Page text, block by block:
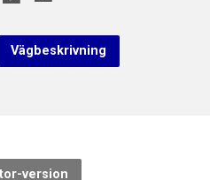
Vägbeskrivning
version